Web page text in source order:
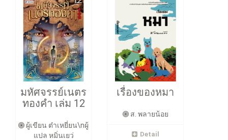
มหัศจรรย์เนตร
ทองคำ เล่ม 12
ผู้เขียน ต๋าเหยี่ยน\nผู้
แปล หมิ่นเยว่
เรื่องของหมา
ส. พลายน้อย
Detail